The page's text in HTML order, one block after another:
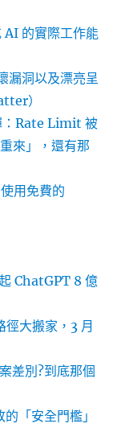
AI 的實際工作能
漏洞以及漂亮呈
）
：Rate Limit 被
來」，還有那
用免費的
ChatGPT 8 億
大搬家，3 月
差別?到底那個
「安全門檻」